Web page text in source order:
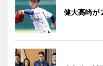
健大高崎